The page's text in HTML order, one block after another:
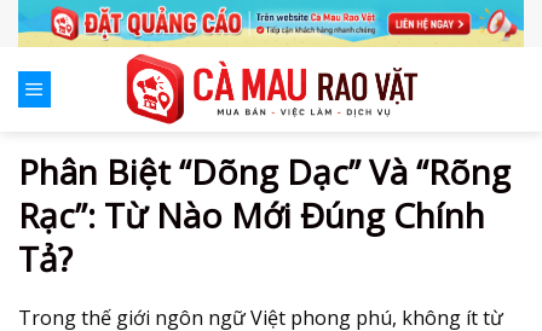
Skip
to
content
Phân Biệt “Dõng Dạc” Và “Rõng
Rạc”: Từ Nào Mới Đúng Chính
Tả?
Trong thế giới ngôn ngữ Việt phong phú, không ít từ